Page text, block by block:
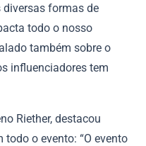
diversas formas de
todo o nosso
também sobre o
influenciadores tem
Riether, destacou
o evento: “O evento